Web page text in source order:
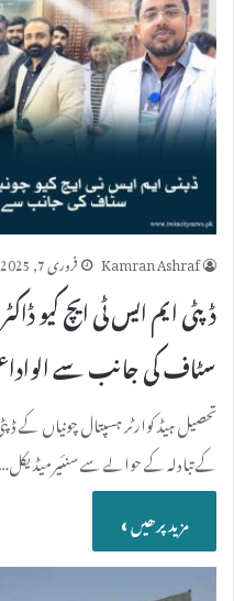
Kamran Ashraf فروری 7, 2025
ڈپٹی ایم ایس ٹی ایچ کیو
سٹاف کی جانب سے
تحصیل ہیڈ کوارٹر ہسپتال چونیاں کے
کے تبادلہ کے حوالے سے سنئیر میڈیکل…
مزید پرھیں »